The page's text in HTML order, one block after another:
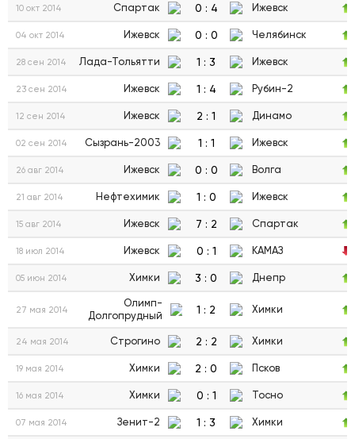
10 окт 2014 Спартак 0 : 4 Ижевск
04 окт 2014 Ижевск 0 : 0 Челябинск
28 сен 2014 Лада-Тольятти 1 : 3 Ижевск
23 сен 2014 Ижевск 1 : 4 Рубин-2
12 сен 2014 Ижевск 2 : 1 Динамо
02 сен 2014 Сызрань-2003 1 : 1 Ижевск
26 авг 2014 Ижевск 0 : 0 Волга
21 авг 2014 Нефтехимик 1 : 0 Ижевск
15 авг 2014 Ижевск 7 : 2 Спартак
18 июл 2014 Ижевск 0 : 1 КАМАЗ
05 июн 2014 Химки 3 : 0 Днепр
27 мая 2014
Олимп-
Долгопрудный
1 : 2 Химки
24 мая 2014 Строгино 2 : 2 Химки
19 мая 2014 Химки 2 : 0 Псков
16 мая 2014 Химки 0 : 1 Тосно
07 мая 2014 Зенит-2 1 : 3 Химки